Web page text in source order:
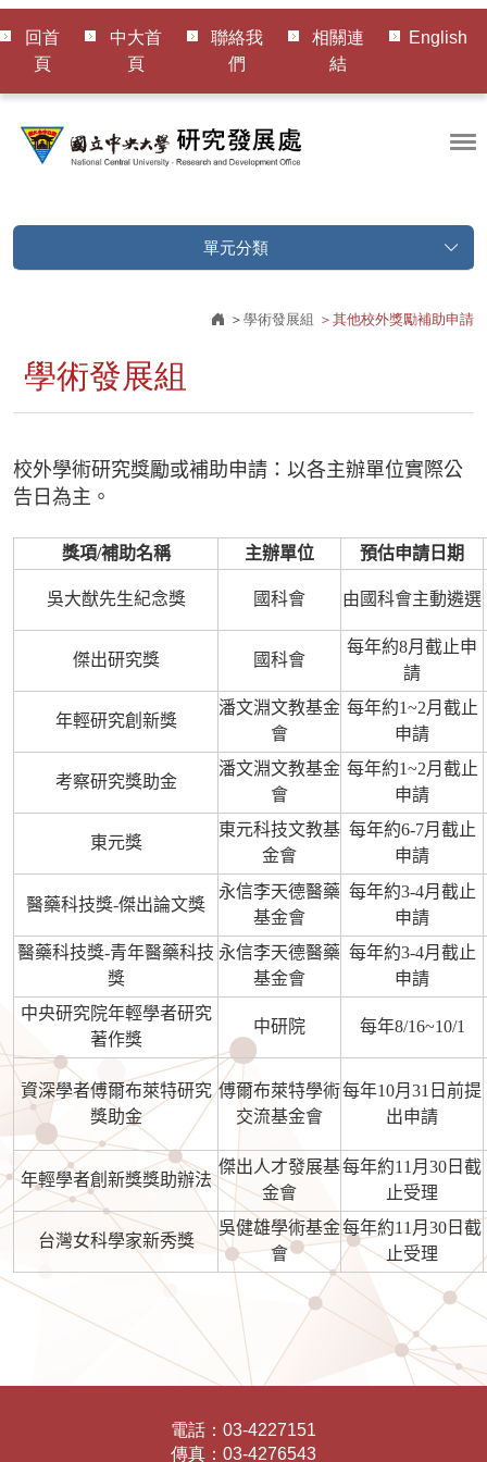
回首
頁
中大首
頁
聯絡我
們
相關連
結
English
單元分類
學術發展組 其他校外獎勵補助申請
學術發展組
校外學術研究獎勵或補助申請：以各主辦單位實際公
告日為主。
獎項/補助名稱 主辦單位 預估申請日期
吳大猷先生紀念獎 國科會 由國科會主動遴選
傑出研究獎 國科會
每年約8月截止申
請
年輕研究創新獎
潘文淵文教基金
會
每年約1~2月截止
申請
考察研究獎助金
潘文淵文教基金
會
每年約1~2月截止
申請
東元獎
東元科技文教基
金會
每年約6-7月截止
申請
醫藥科技獎-傑出論文獎
永信李天德醫藥
基金會
每年約3-4月截止
申請
醫藥科技獎-青年醫藥科技
獎
永信李天德醫藥
基金會
每年約3-4月截止
申請
中央研究院年輕學者研究
著作獎
中研院 每年8/16~10/1
資深學者傅爾布萊特研究
獎助金
傅爾布萊特學術
交流基金會
每年10月31日前提
出申請
年輕學者創新獎獎助辦法
傑出人才發展基
金會
每年約11月30日截
止受理
台灣女科學家新秀獎
吳健雄學術基金
會
每年約11月30日截
止受理
電話： 03-4227151
傳真： 03-4276543